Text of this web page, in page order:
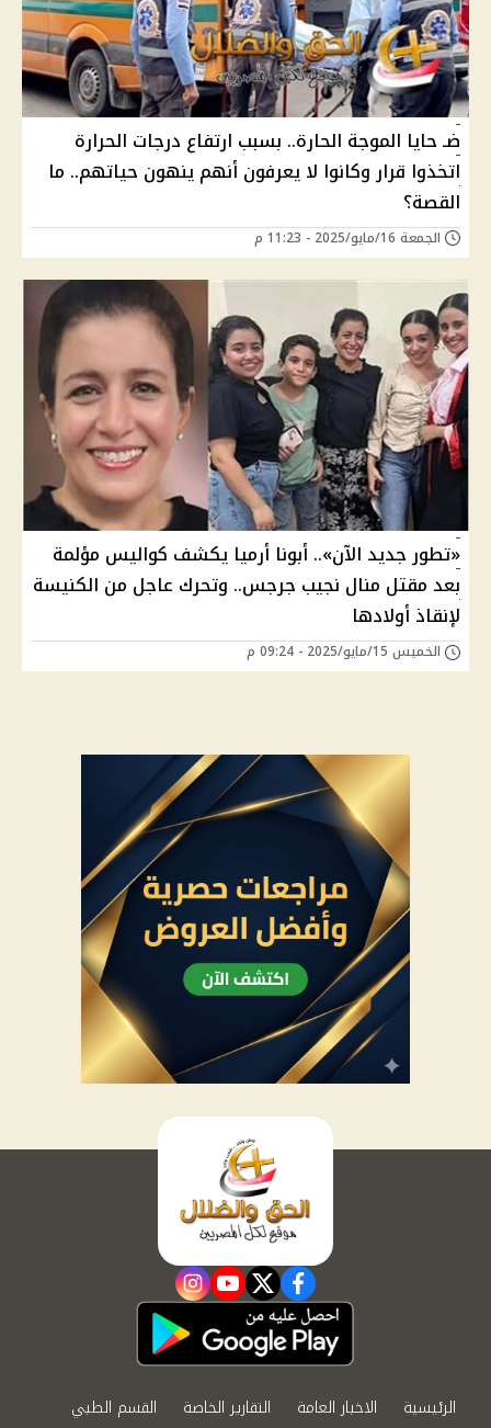
ضـ حايا الموجة الحارة.. بسبب ارتفاع درجات الحرارة
اتخذوا قرار وكانوا لا يعرفون أنهم ينهون حياتهم.. ما
القصة؟
الجمعة 16/مايو/2025 - 11:23 م
«تطور جديد الآن».. أبونا أرميا يكشف كواليس مؤلمة
بعد مقتل منال نجيب جرجس.. وتحرك عاجل من الكنيسة
لإنقاذ أولادها
الخميس 15/مايو/2025 - 09:24 م
facebook
twitter
youtube
instagram
الرئيسية الاخبار العامة التقارير الخاصة القسم الطبي